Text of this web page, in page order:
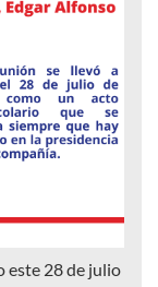
este 28 de julio